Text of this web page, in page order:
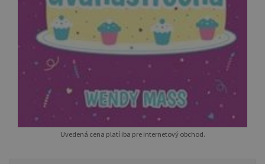
Uvedená cena platí iba pre internetový obchod.